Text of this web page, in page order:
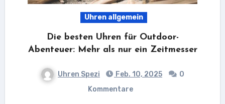
Uhren allgemein
Die besten Uhren für Outdoor-
Abenteuer: Mehr als nur ein Zeitmesser
Uhren Spezi Feb. 10, 2025
0
Kommentare